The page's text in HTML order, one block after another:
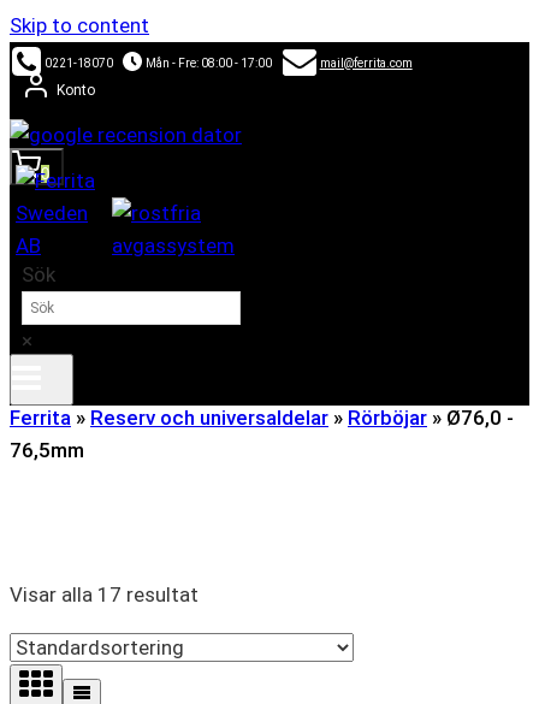
Skip to content
0221-18070 Mån - Fre: 08:00 - 17:00 mail@ferrita.com
Konto
0
Sök
×
Ferrita » Reserv och universaldelar » Rörböjar » Ø76,0 -
76,5mm
Visar alla 17 resultat